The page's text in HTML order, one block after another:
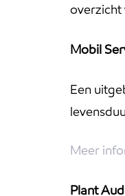
overzicht
Mobil
Een
Meer
Plant